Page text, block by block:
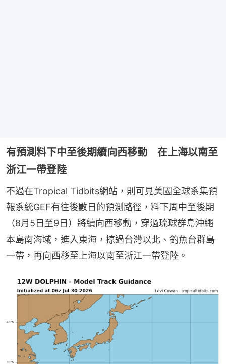
有預測料下中至後期續向西移動 在上海以南至
浙江一帶登陸
不過在Tropical Tidbits網站，則可見美國全球系集預
報系統GEF有往後數日的預測路徑，料下周中至後期
（8月5日至9日）將續向西移動，穿過琉球群島沖繩
本島南海域，進入東海，掠過台灣以北、釣魚台群島
一帶，再向西移至上海以南至浙江一帶登陸。